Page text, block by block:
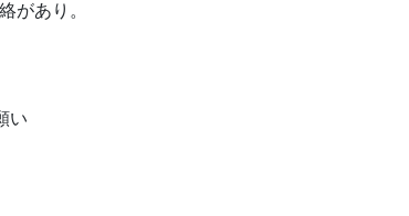
があり。
い